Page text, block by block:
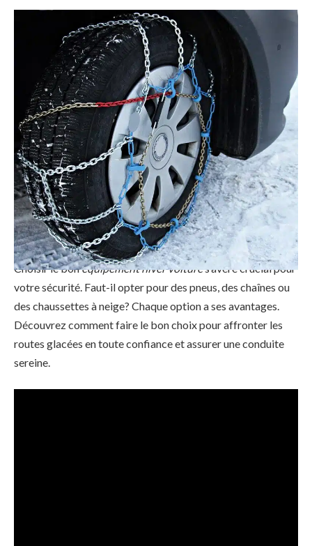
Pneus, chaussettes ou chaînes : quel choix hiver ?
L’hiver approche et la route peut devenir un véritable défi.
Choisir le bonéquipement hiver voitures’avère crucial pour
votre sécurité. Faut-il opter pour des pneus, des chaînes ou
des chaussettes à neige? Chaque option a ses avantages.
Découvrez comment faire le bon choix pour affronter les
routes glacées en toute confiance et assurer une conduite
sereine.